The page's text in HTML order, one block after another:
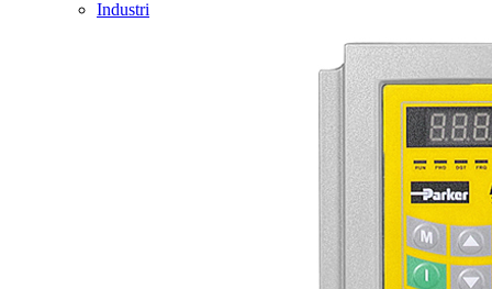
Industri